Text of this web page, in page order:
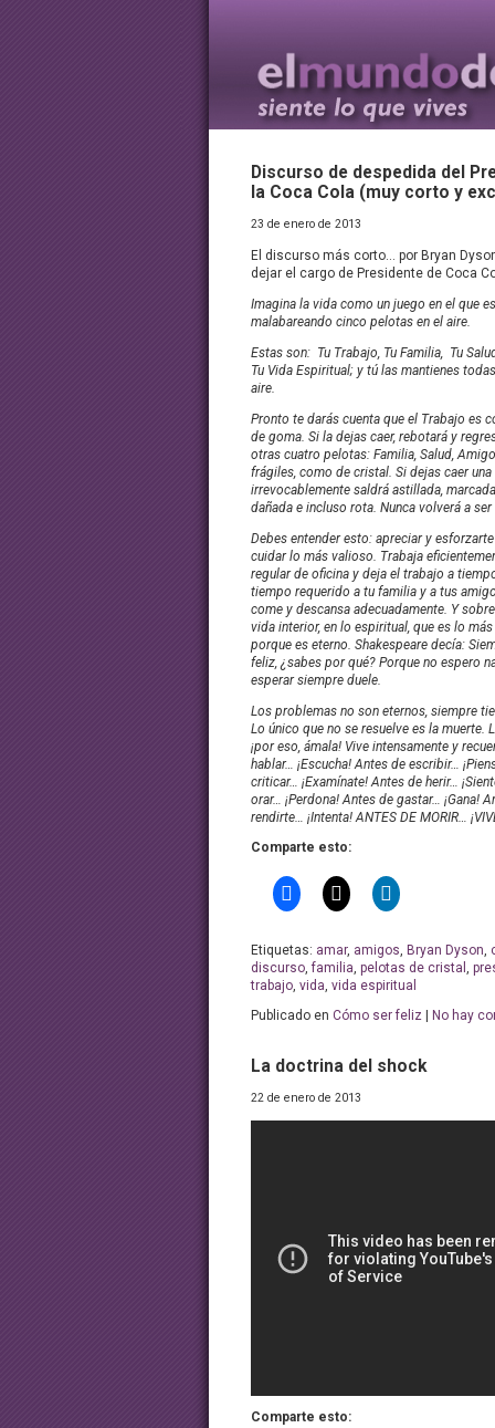
Discurso de despedida del
la Coca Cola (muy corto y
23 de enero de 2013
El discurso más corto… por Bryan
dejar el cargo de Presidente de Coca
Imagina la vida como un juego en el que
malabareando cinco pelotas en el aire.
Estas son: Tu Trabajo, Tu Familia, Tu
Tu Vida Espiritual; y tú las mantienes
aire.
Pronto te darás cuenta que el Trabajo es
de goma. Si la dejas caer, rebotará y
otras cuatro pelotas: Familia, Salud,
frágiles, como de cristal. Si dejas caer una
irrevocablemente saldrá astillada,
dañada e incluso rota. Nunca volverá a
Debes entender esto: apreciar y
cuidar lo más valioso. Trabaja
regular de oficina y deja el trabajo a
tiempo requerido a tu familia y a tus
come y descansa adecuadamente. Y
vida interior, en lo espiritual, que es lo
porque es eterno. Shakespeare decía:
feliz, ¿sabes por qué? Porque no espero
esperar siempre duele.
Los problemas no son eternos, siempre
Lo único que no se resuelve es la muerte.
¡por eso, ámala! Vive intensamente y
hablar… ¡Escucha! Antes de escribir…
criticar… ¡Examínate! Antes de herir…
orar… ¡Perdona! Antes de gastar… ¡Gana!
rendirte… ¡Intenta! ANTES DE MORIR…
Comparte esto:
Etiquetas: amar, amigos, Bryan Dyson,
discurso,familia, pelotas de cristal ,
trabajo, vida, vida espiritual
Publicado en Cómo ser feliz No hay
La doctrina del shock
22 de enero de 2013
Comparte esto: